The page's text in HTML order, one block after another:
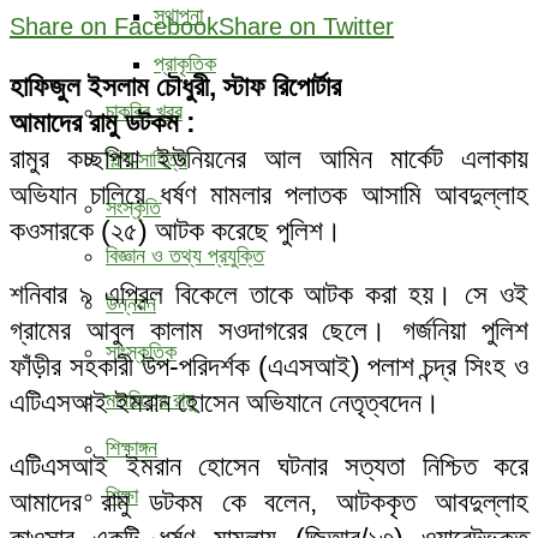
স্থাপনা
প্রাকৃতিক
চাকরির খবর
শিল্প-সাহিত্য
সংস্কৃতি
বিজ্ঞান ও তথ্য প্রযুক্তি
উন্নয়ন
সাংস্কৃতিক
মানচিত্রে রামু
শিক্ষাঙ্গন
শিক্ষা
Share on FacebookShare on Twitter
হাফিজুল ইসলাম চৌধুরী, স্টাফ রিপোর্টার
আমাদের রামু ডটকম :
রামুর কচ্ছপিয়া ইউনিয়নের আল আমিন মার্কেট এলাকায়
অভিযান চালিয়ে ধর্ষণ মামলার পলাতক আসামি আবদুল্লাহ
কওসারকে (২৫) আটক করেছে পুলিশ।
শনিবার ৯ এপ্রিল বিকেলে তাকে আটক করা হয়। সে ওই
গ্রামের আবুল কালাম সওদাগরের ছেলে। গর্জনিয়া পুলিশ
ফাঁড়ীর সহকারী উপ-পরিদর্শক (এএসআই) পলাশ চন্দ্র সিংহ ও
এটিএসআই ইমরান হোসেন অভিযানে নেতৃত্বদেন।
এটিএসআই ইমরান হোসেন ঘটনার সত্যতা নিশ্চিত করে
আমাদের রামু ডটকম কে বলেন, আটককৃত আবদুল্লাহ